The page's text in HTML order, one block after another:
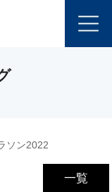
ソン2022
一覧